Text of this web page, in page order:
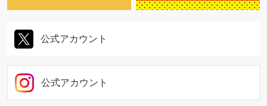
公式アカウント
公式アカウント